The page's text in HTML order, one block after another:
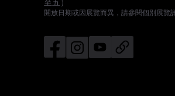
至五）
開放日期或因展覽而異，請參閱個別展覽